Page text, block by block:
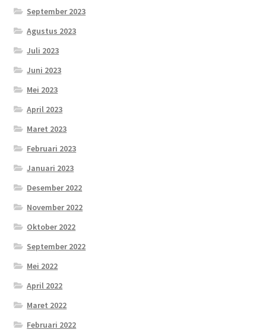
September 2023
Agustus 2023
Juli 2023
Juni 2023
Mei 2023
April 2023
Maret 2023
Februari 2023
Januari 2023
Desember 2022
November 2022
Oktober 2022
September 2022
Mei 2022
April 2022
Maret 2022
Februari 2022